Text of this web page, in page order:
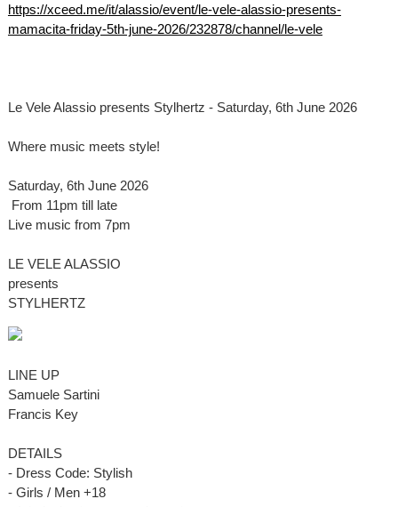
https://xceed.me/it/alassio/event/le-vele-alassio-presents-
mamacita-friday-5th-june-2026/232878/channel/le-vele
Le Vele Alassio presents Stylhertz - Saturday, 6th June 2026
Where music meets style!
Saturday, 6th June 2026
From 11pm till late
Live music from 7pm
LE VELE ALASSIO
presents
STYLHERTZ
LINE UP
Samuele Sartini
Francis Key
DETAILS
- Dress Code: Stylish
- Girls / Men +18